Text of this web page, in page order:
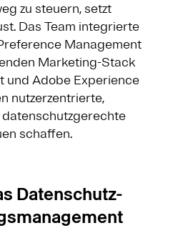
zu steuern, setzt
Das Team integrierte
Management
Marketing-Stack
und Adobe Experience
nutzerzentrierte,
schaffen.
Datenschutz-